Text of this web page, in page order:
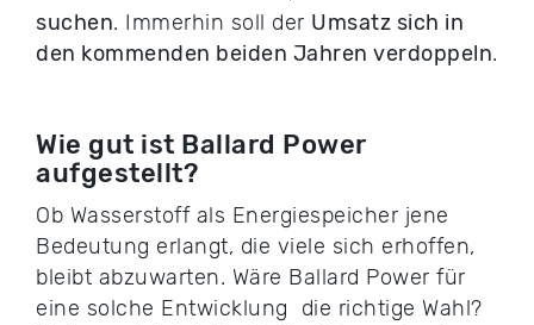
suchen. Immerhin soll der Umsatz sich in
den kommenden beiden Jahren verdoppeln.
Wie gut ist Ballard Power
aufgestellt?
Ob Wasserstoff als Energiespeicher jene
Bedeutung erlangt, die viele sich erhoffen,
bleibt abzuwarten. Wäre Ballard Power für
eine solche Entwicklung die richtige Wahl?